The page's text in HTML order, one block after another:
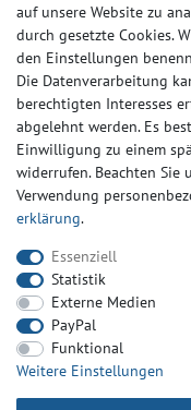
auf unsere Website zu
durch gesetzte Cookies.
den Einstellungen
Die Datenverarbeitung
berechtigten Interesses
abgelehnt werden. Es
Einwilligung zu einem
widerrufen. Beachten Sie
Verwendung
erklärung.
Essenziell
Statistik
Externe Medien
PayPal
Funktional
Weitere Einstellungen
© Copyright
Widerrufs­recht